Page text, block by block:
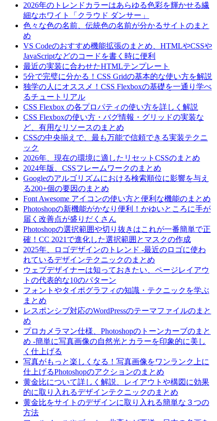
2026年のトレンドカラーはあらゆる色彩を輝かせる繊
細なホワイト「クラウド ダンサー」
色々な色の名前、伝統色の名前が分かるサイトのまと
め
VS Codeのおすすめ機能拡張のまとめ、HTMLやCSSや
JavaScriptなどのコードを書く時に便利
最近の実装に合わせたHTMLテンプレート
5分で完璧に分かる！CSS Gridの基本的な使い方を解説
独学の人にオススメ！CSS Flexboxの基礎を一通り学べ
るチュートリアル
CSS Flexbox の各プロパティの使い方を詳しく解説
CSS Flexboxの使い方・バグ情報・グリッドの実装な
ど、有用なリソースのまとめ
CSSの中央揃えで、最も万能で信頼できる実装テクニ
ック
2026年、現在の環境に適したリセットCSSのまとめ
2024年版、CSSフレームワークのまとめ
Googleのアルゴリズムにおける検索順位に影響を与え
る200+個の要因のまとめ
Font Awesome アイコンの使い方と便利な機能のまとめ
Photoshopの新機能がかなり便利！かゆいところに手が
届く改善点が盛りだくさん
Photoshopの選択範囲や切り抜きはこれが一番簡単で正
確！CC 2021で進化した選択範囲とマスクの作成
2025年、ロゴデザインのトレンド -最近のロゴに使わ
れているデザインテクニックのまとめ
ウェブデザイナーは知っておきたい、ページレイアウ
トの代表的な10のパターン
フォントやタイポグラフィの知識・テクニックを学ぶ
まとめ
レスポンシブ対応のWordPressのテーマファイルのまと
め
プロカメラマン仕様、Photoshopのトーンカーブのまと
め -簡単に写真画像の自然光とカラーを印象的に美し
く仕上げる
写真がもっと楽しくなる！写真画像をワンランク上に
仕上げるPhotoshopのアクションのまとめ
黄金比について詳しく解説、レイアウトや構図に効果
的に取り入れるデザインテクニックのまとめ
黄金比をサイトのデザインに取り入れる簡単な３つの
方法